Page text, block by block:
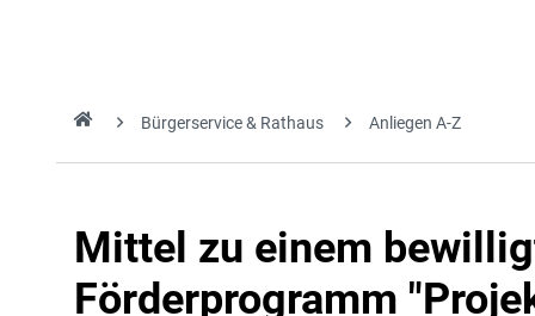
Bürgerservice & Rathaus Anliegen A-Z
Mittel zu einem
Förderprogramm